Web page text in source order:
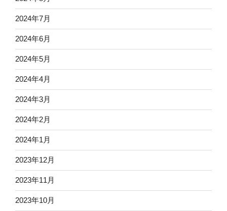
2024年7月
2024年6月
2024年5月
2024年4月
2024年3月
2024年2月
2024年1月
2023年12月
2023年11月
2023年10月